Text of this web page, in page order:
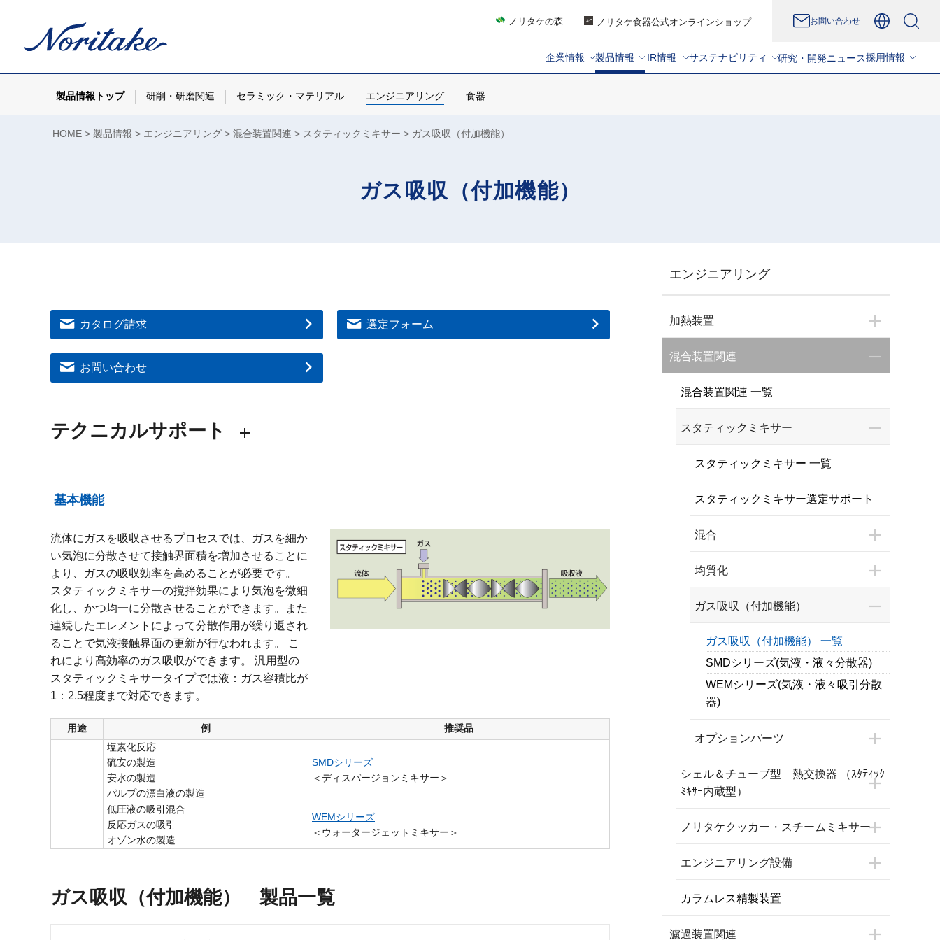
ノリタケの森 ノリタケ食器公式オンラインショップ お問い合わせ
企業情報 製品情報 IR情報 サステナビリティ 研究・開発ニュース採用情報
製品情報トップ 研削・研磨関連 セラミック・マテリアル エンジニアリング 食器
HOME 製品情報 エンジニアリング 混合装置関連 スタティックミキサー ガス吸収（付加機能）
ガス吸収（付加機能）
エンジニアリング
加熱装置
混合装置関連
混合装置関連 一覧
スタティックミキサー
スタティックミキサー 一覧
スタティックミキサー選定サポート
混合
均質化
ガス吸収（付加機能）
ガス吸収（付加機能） 一覧
SMDシリーズ(気液・液々分散器)
WEMシリーズ(気液・液々吸引分散
器)
オプションパーツ
シェル＆チューブ型 熱交換器 （ｽﾀﾃｨｯｸ
ﾐｷｻｰ内蔵型）
ノリタケクッカー・スチームミキサー
エンジニアリング設備
カラムレス精製装置
濾過装置関連
カタログ請求 選定フォーム
お問い合わせ
テクニカルサポート
基本機能
流体にガスを吸収させるプロセスでは、ガスを細か
い気泡に分散させて接触界面積を増加させることに
より、ガスの吸収効率を高めることが必要です。
スタティックミキサーの撹拌効果により気泡を微細
化し、かつ均一に分散させることができます。また
連続したエレメントによって分散作用が繰り返され
ることで気液接触界面の更新が行なわれます。 こ
れにより高効率のガス吸収ができます。 汎用型の
スタティックミキサータイプでは液：ガス容積比が
1：2.5程度まで対応できます。
用途 例
推奨品
塩素化反応
硫安の製造
安水の製造
パルプの漂白液の製造
SMDシリーズ
＜ディスパージョンミキサー＞
低圧液の吸引混合
反応ガスの吸引
オゾン水の製造
WEMシリーズ
＜ウォータージェットミキサー＞
ガス吸収（付加機能） 製品一覧